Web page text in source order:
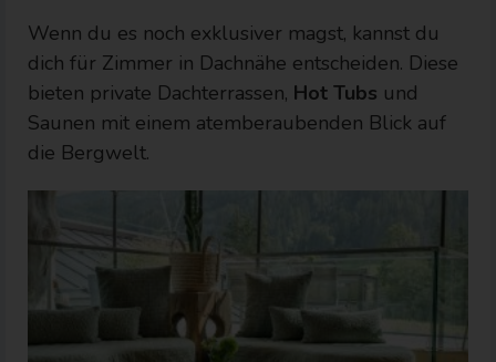
Wenn du es noch exklusiver magst, kannst du
dich für Zimmer in Dachnähe entscheiden. Diese
bieten private Dachterrassen, Hot Tubs und
Saunen mit einem atemberaubenden Blick auf
die Bergwelt.